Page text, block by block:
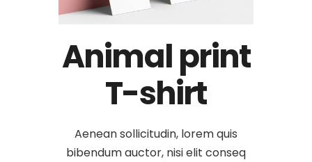
Animal print
T-shirt
Aenean sollicitudin, lorem quis
bibendum auctor, nisi elit conseq